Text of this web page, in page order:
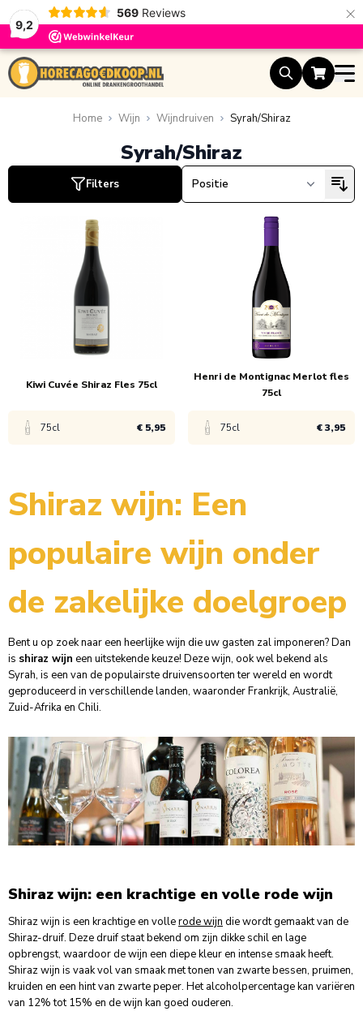
9,2
569 Reviews ×
Ga naar de inhoud
Home Wijn Wijndruiven Syrah/Shiraz
Syrah/Shiraz
Filters
Kiwi Cuvée Shiraz Fles 75cl
75cl € 5,95
Henri de Montignac Merlot fles
75cl
75cl € 3,95
Shiraz wijn: Een
populaire wijn onder
de zakelijke doelgroep
Bent u op zoek naar een heerlijke wijn die uw gasten zal imponeren? Dan
is shiraz wijn een uitstekende keuze! Deze wijn, ook wel bekend als
Syrah, is een van de populairste druivensoorten ter wereld en wordt
geproduceerd in verschillende landen, waaronder Frankrijk, Australië,
Zuid-Afrika en Chili.
Shiraz wijn: een krachtige en volle rode wijn
Shiraz wijn is een krachtige en vollerode wijn die wordt gemaakt van de
Shiraz-druif. Deze druif staat bekend om zijn dikke schil en lage
opbrengst, waardoor de wijn een diepe kleur en intense smaak heeft.
Shiraz wijn is vaak vol van smaak met tonen van zwarte bessen, pruimen,
kruiden en een hint van zwarte peper. Het alcoholpercentage kan variëren
van 12% tot 15% en de wijn kan goed ouderen.